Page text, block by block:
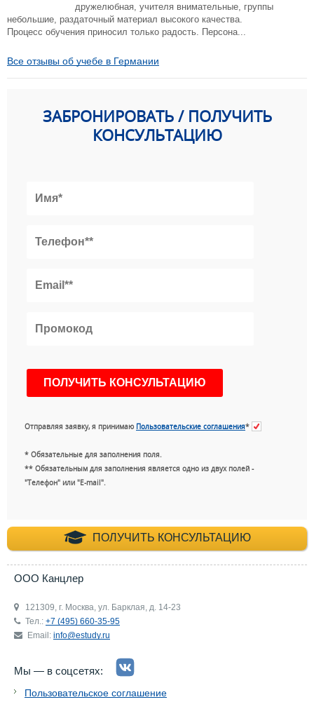
дружелюбная, учителя внимательные, группы
небольшие, раздаточный материал высокого качества.
Процесс обучения приносил только радость. Персона...
Все отзывы об учебе в Германии
ЗАБРОНИРОВАТЬ / ПОЛУЧИТЬ
КОНСУЛЬТАЦИЮ
Отправляя заявку, я принимаю Пользовательские соглашения*
* Обязательные для заполнения поля.
** Обязательным для заполнения является одно из двух полей -
"Телефон" или "E-mail".
ПОЛУЧИТЬ КОНСУЛЬТАЦИЮ
+7 (495) 660-35-
ООО Канцлер
121309, г. Москва, ул. Барклая, д. 14-23
Тел.: +7 (495) 660-35-95
Email: info@estudy.ru
Мы — в соцсетях:
Пользовательское соглашение